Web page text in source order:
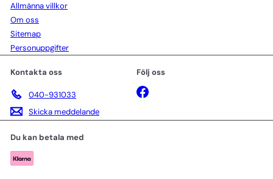
Allmänna villkor
Om oss
Sitemap
Personuppgifter
Kontakta oss
040-931033
Skicka meddelande
Följ oss
Facebook
Du kan betala med